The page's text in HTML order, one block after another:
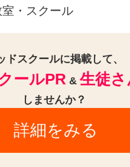
ドラム(3)
(1)
オカリナ(1)
トロンボーン(2)
ルート(3)
サッ
クラリネット
ジャズ(1)
民族楽
三線(3)
邦楽・
・スクール
ドスクールに掲載して、
ールPR & 生徒
しませんか？
詳細をみる